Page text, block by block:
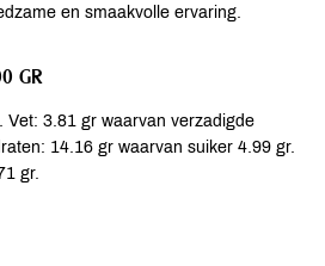
en smaakvolle ervaring.
GR
Vet: 3.81 gr waarvan verzadigde
14.16 gr waarvan suiker 4.99 gr.
gr.